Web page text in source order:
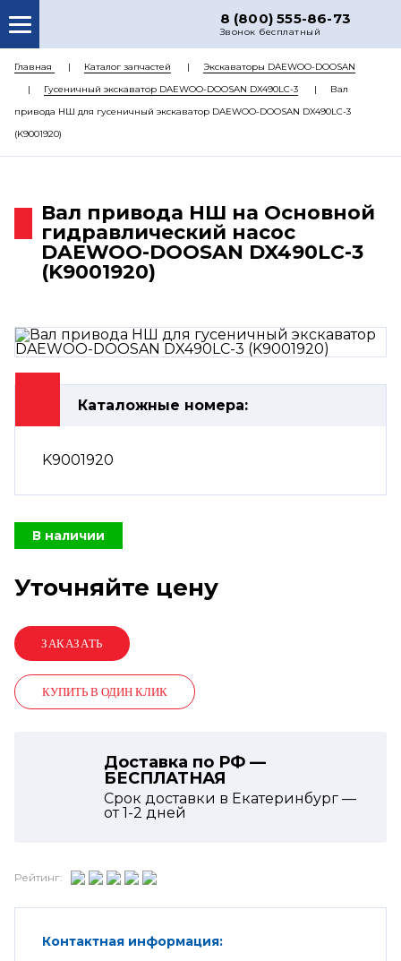
8 (800) 555-86-73
Звонок бесплатный
О НАС
КАТАЛОГ ЗАПЧАСТЕЙ
КОНТАКТЫ
Главная Каталог запчастей
Экскаваторы DAEWOO-DOOSAN
Гусеничный экскаватор DAEWOO-DOOSAN DX490LC-3
Вал
привода НШ для гусеничный экскаватор DAEWOO-DOOSAN DX490LC-3
(K9001920)
Вал привода НШ на Основной
гидравлический насос
DAEWOO-DOOSAN DX490LC-3
(K9001920)
Каталожные номера:
K9001920
В наличии
Уточняйте цену
КУПИТЬ В ОДИН КЛИК
Доставка по РФ —
БЕСПЛАТНАЯ
Срок доставки в Екатеринбург —
от1-2 дней
Рейтинг:
Контактная информация: